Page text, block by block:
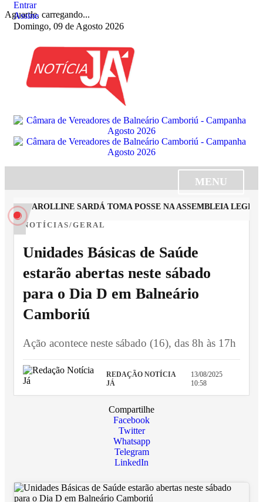
Aguarde, carregando...
Entrar
Assine
Domingo, 09 de Agosto 2026
MENU
CAROLLINE SARDÁ TOMA POSSE NA ASSEMBLEIA
NOTÍCIAS/GERAL
Unidades Básicas de Saúde
estarão abertas neste sábado
para o Dia D em Balneário
Camboriú
Ação acontece neste sábado (16), das 8h às 17h
REDAÇÃO NOTÍCIA
JÁ
13/08/2025
10:58
Compartilhe
Facebook
Twitter
Whatsapp
Telegram
LinkedIn